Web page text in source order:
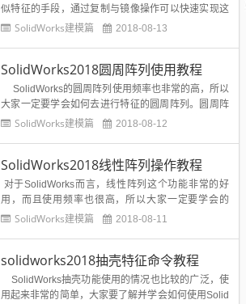
似特征的手段，通过复制与镜像操作可以快速实现这
功能。镜像是绕面、基准面或基准面镜像特征、面及
SolidWorks建模篇 2018-08-13
SolidWorks2018圆周阵列使用教程
SolidWorks的圆周阵列使用频率也非常的高，所以
大家一定要学会如何去进行特征的圆周阵列。圆周阵
列如何用？其实很简单，需要选择特征和旋转轴（或
通过特征面板点击【圆周...
SolidWorks建模篇 2018-08-12
SolidWorks2018线性阵列操作教程
对于SolidWorks而言，线性阵列这个功能非常的好
用，而且使用频率也很高，所以大家一定要学会的
奥！所谓线性阵列就是用于在线性方向上生成相同特
【线性阵列】相关参数详解如下：方...
SolidWorks建模篇 2018-08-11
solidworks2018抽壳特征命令教程
SolidWorks抽壳功能使用的情况也比较的广泛，使
用起来非常的简单，大家要了解并学会如何使用Solid